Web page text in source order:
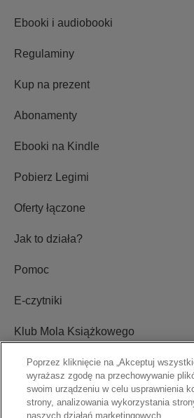
Ebooki i audiobooki
Regulaminy
Kup na prezent
Abonamenty
Ebooki na Kindle
Pobierz Legimi
Oferty łączone
Jak to działa?
Pomoc
E-czytniki
Klub Mola Książkowego
Ustawienia plików cookie
Blog
Poprzez kliknięcie na „Akceptuj
wyrażasz zgodę na przechowywanie
swoim urządzeniu w celu usprawnienia
strony, analizowania wykorzystania
naszych działań marketingowych.